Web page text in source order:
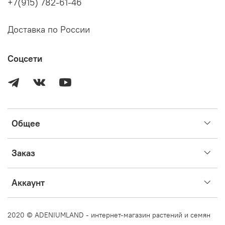
Общее
Заказ
Аккаунт
+7(915) 782-61-46
Доставка по России
Соцсети
2020 © ADENIUMLAND - интернет-магазин растений и семян